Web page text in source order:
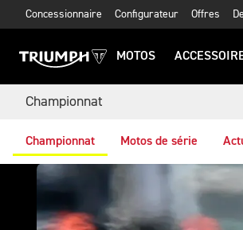
Concessionnaire Configurateur Offres
MOTOS
Championnat
Championnat Motos de série